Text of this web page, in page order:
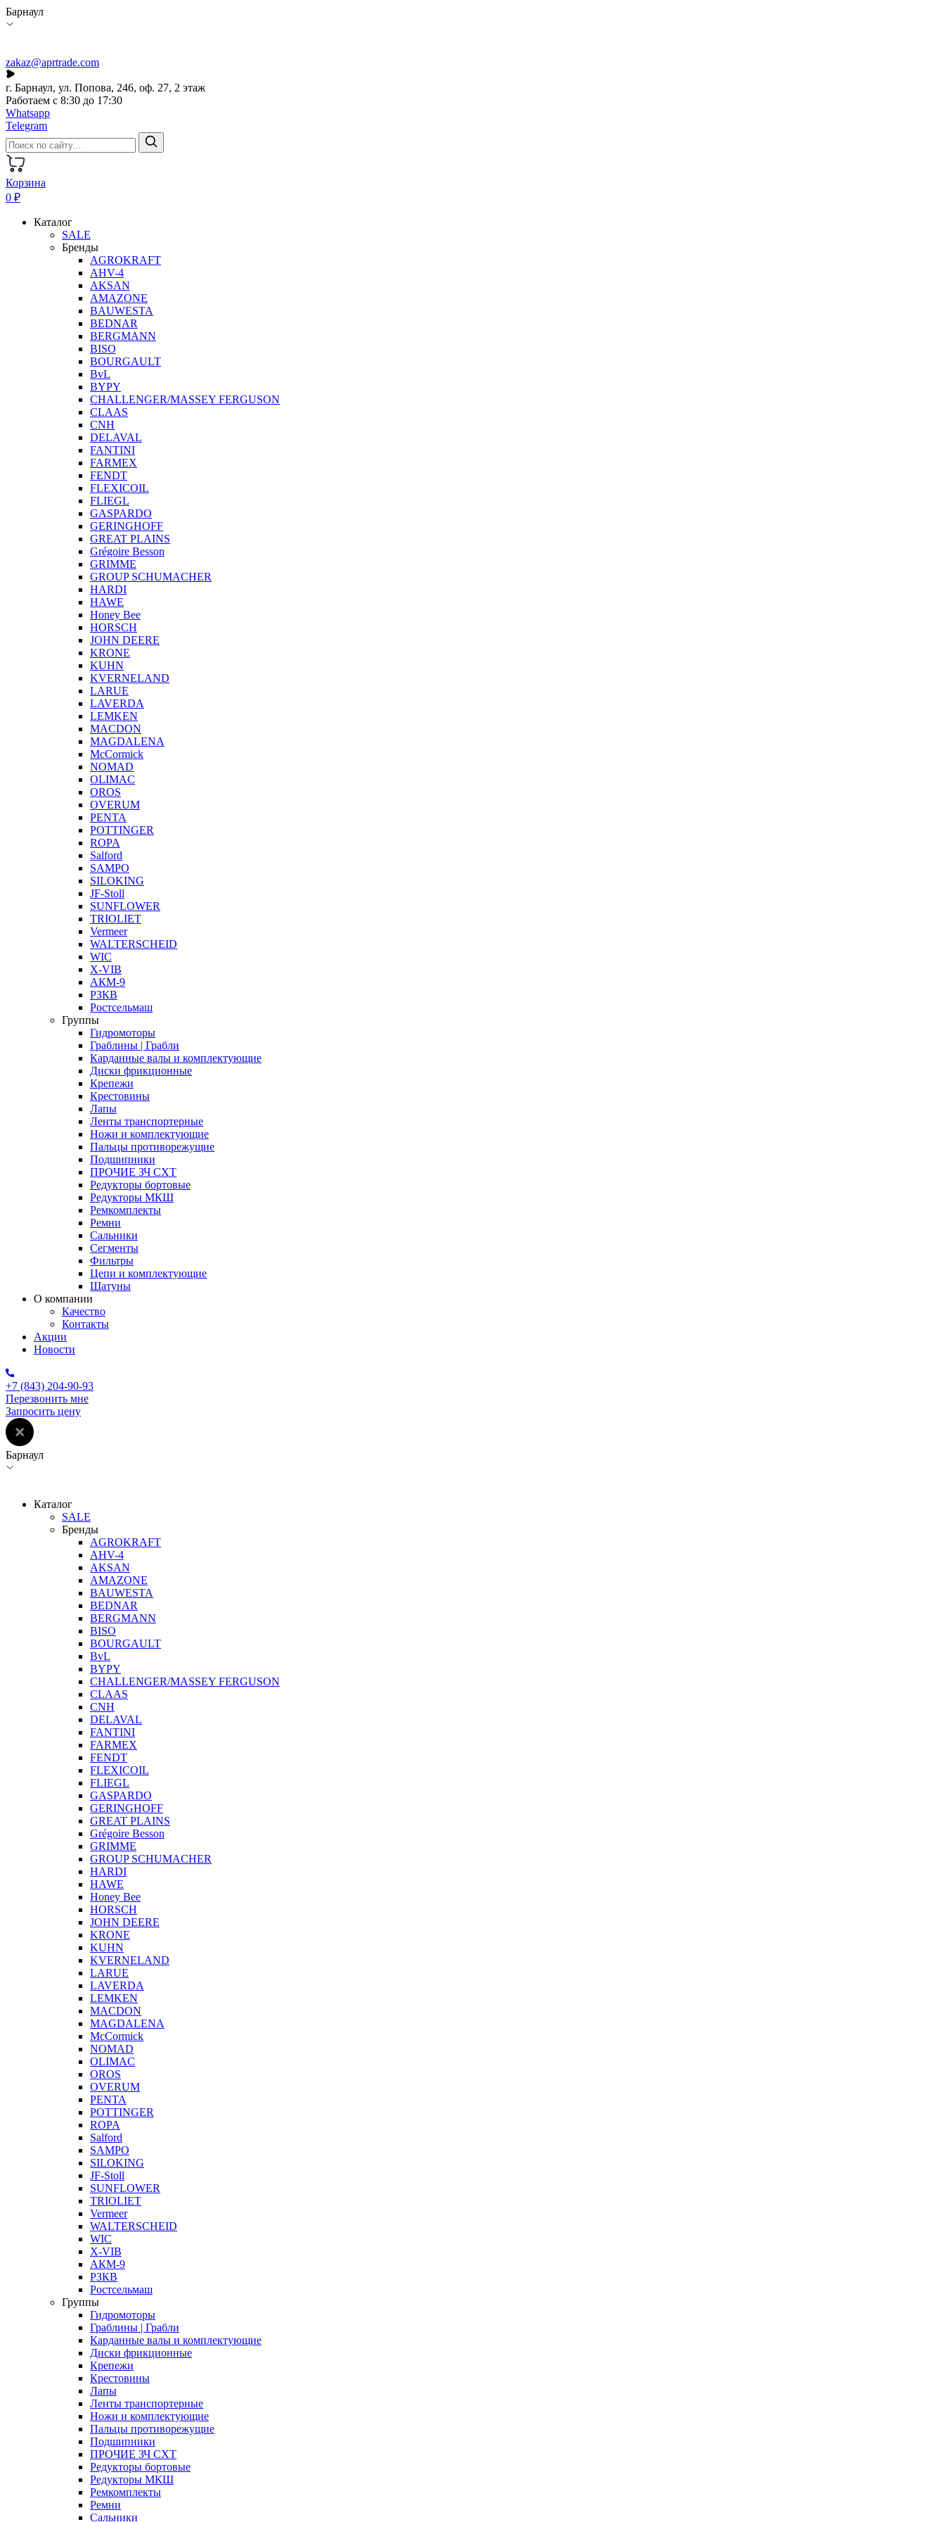
Барнаул
zakaz@aprtrade.com
г. Барнаул, ул. Попова, 246, оф. 27, 2 этаж
Работаем с 8:30 до 17:30
Whatsapp
Telegram
Корзина
0 ₽
Каталог
SALE
Бренды
AGROKRAFT
AHV-4
AKSAN
AMAZONE
BAUWESTA
BEDNAR
BERGMANN
BISO
BOURGAULT
BvL
BYPY
CHALLENGER/MASSEY FERGUSON
CLAAS
CNH
DELAVAL
FANTINI
FARMEX
FENDT
FLEXICOIL
FLIEGL
GASPARDO
GERINGHOFF
GREAT PLAINS
Grégoire Besson
GRIMME
GROUP SCHUMACHER
HARDI
HAWE
Honey Bee
HORSCH
JOHN DEERE
KRONE
KUHN
KVERNELAND
LARUE
LAVERDA
LEMKEN
MACDON
MAGDALENA
McCormick
NOMAD
OLIMAC
OROS
OVERUM
PENTA
POTTINGER
ROPA
Salford
SAMPO
SILOKING
JF-Stoll
SUNFLOWER
TRIOLIET
Vermeer
WALTERSCHEID
WIC
X-VIB
АКМ-9
РЗКВ
Ростсельмаш
Группы
Гидромоторы
Граблины | Грабли
Карданные валы и комплектующие
Диски фрикционные
Крепежи
Крестовины
Лапы
Ленты транспортерные
Ножи и комплектующие
Пальцы противорежущие
Подшипники
ПРОЧИЕ ЗЧ СХТ
Редукторы бортовые
Редукторы МКШ
Ремкомплекты
Ремни
Сальники
Сегменты
Фильтры
Цепи и комплектующие
Шатуны
О компании
Качество
Контакты
Акции
Новости
+7 (843) 204-90-93
Перезвонить мне
Запросить цену
Барнаул
Каталог
SALE
Бренды
AGROKRAFT
AHV-4
AKSAN
AMAZONE
BAUWESTA
BEDNAR
BERGMANN
BISO
BOURGAULT
BvL
BYPY
CHALLENGER/MASSEY FERGUSON
CLAAS
CNH
DELAVAL
FANTINI
FARMEX
FENDT
FLEXICOIL
FLIEGL
GASPARDO
GERINGHOFF
GREAT PLAINS
Grégoire Besson
GRIMME
GROUP SCHUMACHER
HARDI
HAWE
Honey Bee
HORSCH
JOHN DEERE
KRONE
KUHN
KVERNELAND
LARUE
LAVERDA
LEMKEN
MACDON
MAGDALENA
McCormick
NOMAD
OLIMAC
OROS
OVERUM
PENTA
POTTINGER
ROPA
Salford
SAMPO
SILOKING
JF-Stoll
SUNFLOWER
TRIOLIET
Vermeer
WALTERSCHEID
WIC
X-VIB
АКМ-9
РЗКВ
Ростсельмаш
Группы
Гидромоторы
Граблины | Грабли
Карданные валы и комплектующие
Диски фрикционные
Крепежи
Крестовины
Лапы
Ленты транспортерные
Ножи и комплектующие
Пальцы противорежущие
Подшипники
ПРОЧИЕ ЗЧ СХТ
Редукторы бортовые
Редукторы МКШ
Ремкомплекты
Ремни
Сальники